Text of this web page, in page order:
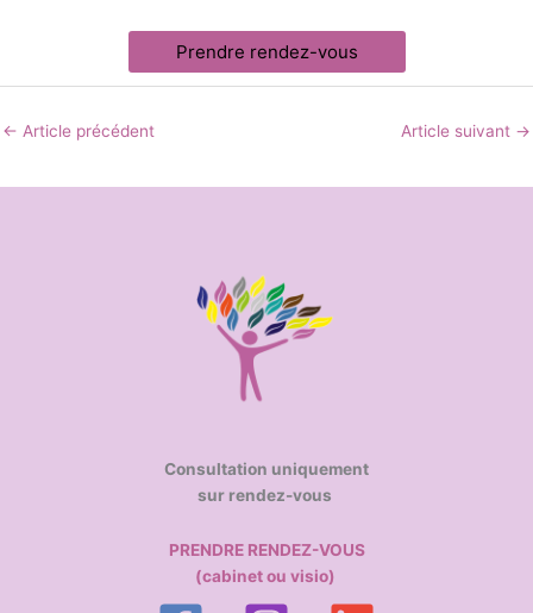
Prendre rendez-vous
← Article précédent Article suivant →
Consultation uniquement
sur rendez-vous
PRENDRE RENDEZ-VOUS
(cabinet ou visio)